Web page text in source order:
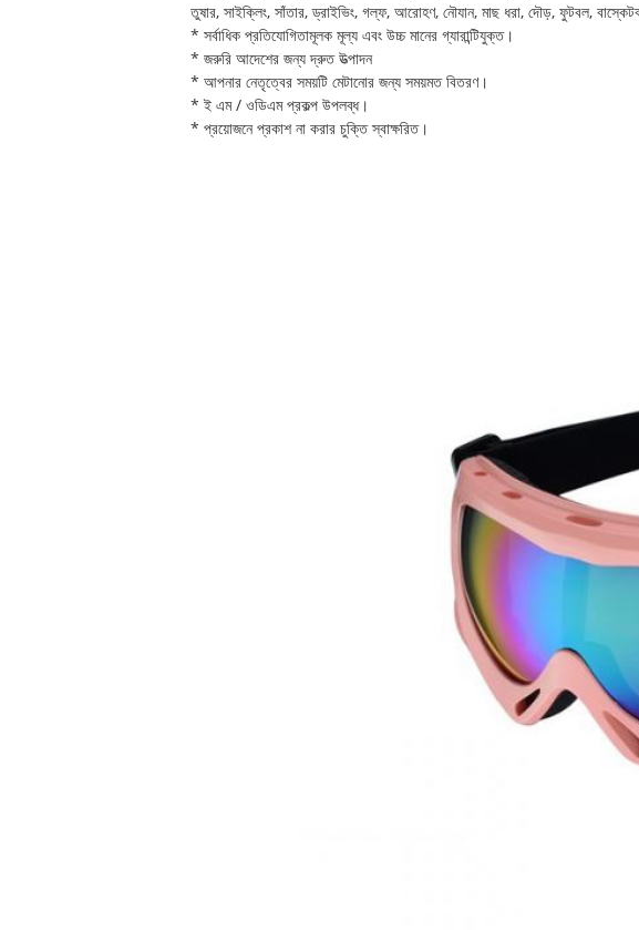
তুষার, সাইক্লিং, সাঁতার, ড্রাইভিং, গল্ফ, আরোহণ, নৌযান, মাছ ধরা, দৌড়, ফুটবল,
* সর্বাধিক প্রতিযোগিতামূলক মূল্য এবং উচ্চ মানের গ্যারান্টিযুক্ত।
* জরুরি আদেশের জন্য দ্রুত উত্পাদন
* আপনার নেতৃত্বের সময়টি মেটানোর জন্য সময়মত বিতরণ।
* ই এম / ওডিএম প্রকল্প উপলব্ধ।
* প্রয়োজনে প্রকাশ না করার চুক্তি স্বাক্ষরিত।